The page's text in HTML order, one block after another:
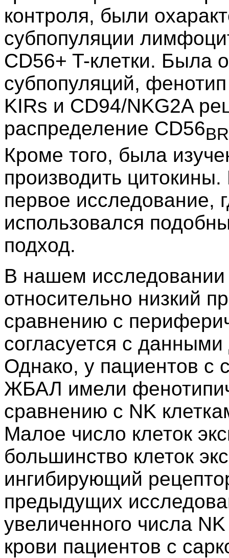
контроля, были
субпопуляции
CD56+ T-клетки. Была
субпопуляций,
KIRs и CD94/NKG2A
распределение CD56
Кроме того, была
производить
первое исследование,
использовался
подход.
В нашем
относительно низкий
сравнению с
согласуется с
Однако, у пациентов с
ЖБАЛ имели
сравнению с NK
Малое число клеток
большинство клеток
ингибирующий
предыдущих
увеличенного числа
крови пациентов с